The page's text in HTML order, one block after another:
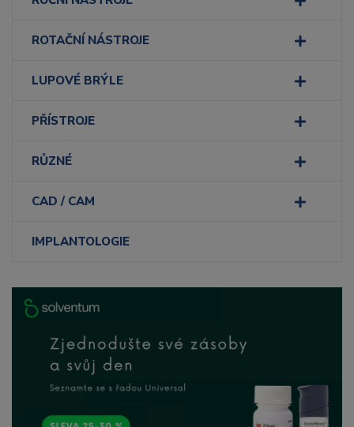
ROTAČNÍ NÁSTROJE
LUPOVÉ BRÝLE
PŘÍSTROJE
RŮZNÉ
CAD / CAM
IMPLANTOLOGIE